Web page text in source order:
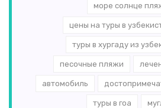
море солнце
цены на туры в
туры в хургаду из
песочные пляжи
автомобиль
туры в гоа